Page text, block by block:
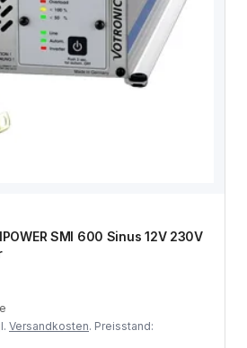
SMI 600 Sinus 12V 230V
Versandkosten. Preisstand: